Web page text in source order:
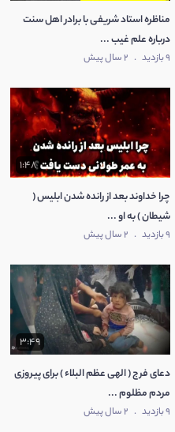
مناظره استاد شریفی با برادر اهل سنت
درباره علم غیب ...
9 بازدید . 2 سال پیش
1:48
چرا خداوند بعد از رانده شدن ابلیس (
شیطان ) به او ...
9 بازدید . 2 سال پیش
3:49
دعای فرج ( الهی عظم البلاء ) برای پیروزی
مردم مظلوم ...
9 بازدید . 2 سال پیش